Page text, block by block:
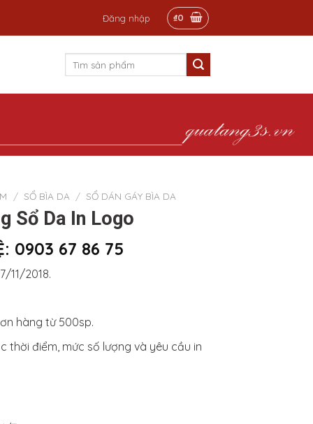
Đăng nhập ₫0
/ SỔ BÌA DA / SỔ DÁN GÁY BÌA DA
Sổ Da In Logo
0903 67 86 75
11/2018.
hàng từ 500sp.
điểm, mức số lượng và yêu cầu in